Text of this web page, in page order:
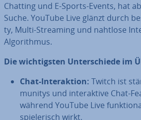
Chatting und E-Sports-Events, hat
Suche. YouTube Live glänzt durch
ty, Multi-Streaming und nahtlose
Al­go­rith­mus.
Die wich­tigs­ten Un­ter­schie­de im
Chat-In­ter­ak­ti­on: Twitch ist
mu­ni­tys und in­ter­ak­ti­ve Chat-
während YouTube Live
spie­le­risch wirkt.